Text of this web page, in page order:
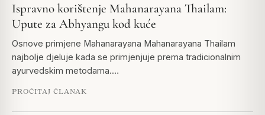
Ispravno korištenje Mahanarayana Thailam:
Upute za Abhyangu kod kuće
Osnove primjene Mahanarayana Mahanarayana Thailam
najbolje djeluje kada se primjenjuje prema tradicionalnim
ayurvedskim metodama.…
PROČITAJ ČLANAK